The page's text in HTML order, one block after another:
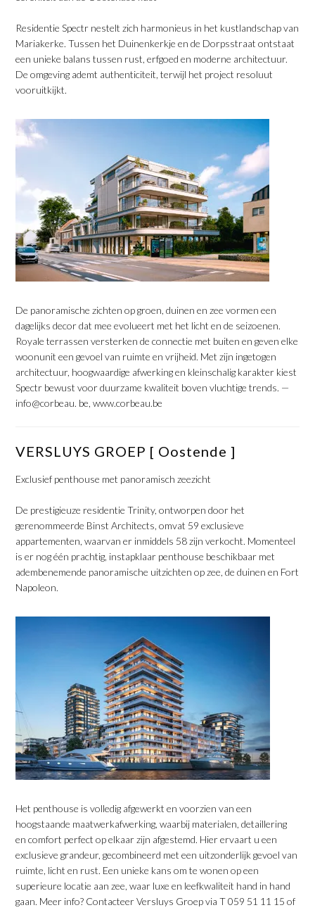
​Residentie Spectr nestelt zich harmonieus in het kustlandschap van
Mariakerke. Tussen het Duinenkerkje en de Dorpsstraat ontstaat
een unieke balans tussen rust, erfgoed en moderne architectuur.
De omgeving ademt authenticiteit, terwijl het project resoluut
vooruitkijkt.
​De panoramische zichten op groen, duinen en zee vormen een
dagelijks decor dat mee evolueert met het licht en de seizoenen.
Royale terrassen versterken de connectie met buiten en geven elke
woonunit een gevoel van ruimte en vrijheid. Met zijn ingetogen
architectuur, hoogwaardige afwerking en kleinschalig karakter kiest
Spectr bewust voor duurzame kwaliteit boven vluchtige trends. —
info@corbeau. be, www.corbeau.be
​VERSLUYS GROEP [ Oostende ]
​Exclusief penthouse met panoramisch zeezicht
​De prestigieuze residentie Trinity, ontworpen door het
gerenommeerde Binst Architects, omvat 59 exclusieve
appartementen, waarvan er inmiddels 58 zijn verkocht. Momenteel
is er nog één prachtig, instapklaar penthouse beschikbaar met
adembenemende panoramische uitzichten op zee, de duinen en Fort
Napoleon.
​Het penthouse is volledig afgewerkt en voorzien van een
hoogstaande maatwerkafwerking, waarbij materialen, detaillering
en comfort perfect op elkaar zijn afgestemd. Hier ervaart u een
exclusieve grandeur, gecombineerd met een uitzonderlijk gevoel van
ruimte, licht en rust. Een unieke kans om te wonen op een
superieure locatie aan zee, waar luxe en leefkwaliteit hand in hand
gaan. Meer info? Contacteer Versluys Groep via T 059 51 11 15 of